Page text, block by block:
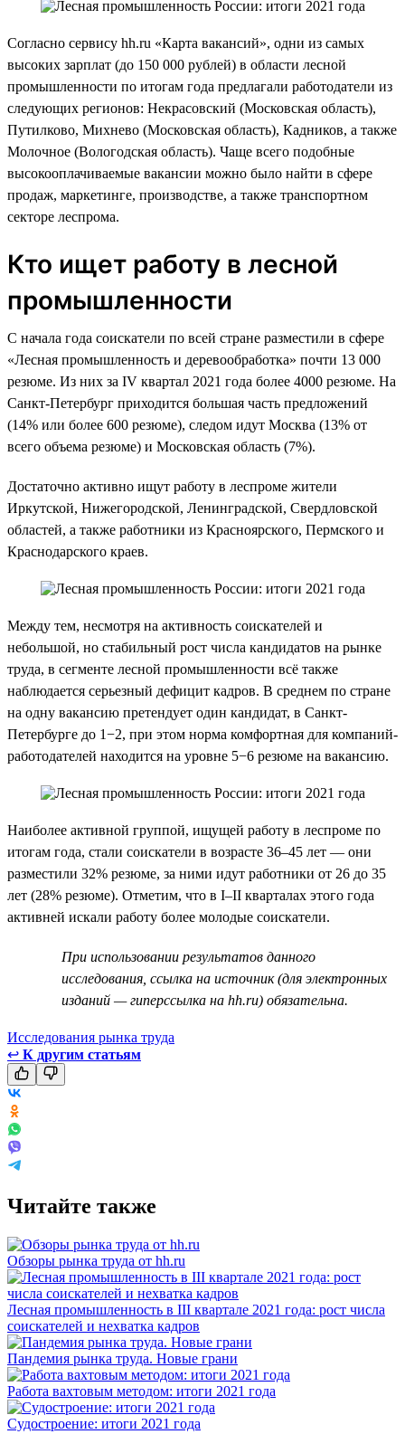
Согласно сервису hh.ru «Карта вакансий», одни из самых
высоких зарплат (до 150 000 рублей) в области лесной
промышленности по итогам года предлагали работодатели из
следующих регионов: Некрасовский (Московская область),
Путилково, Михнево (Московская область), Кадников, а также
Молочное (Вологодская область). Чаще всего подобные
высокооплачиваемые вакансии можно было найти в сфере
продаж, маркетинге, производстве, а также транспортном
секторе леспрома.
Кто ищет работу в лесной
промышленности
С начала года соискатели по всей стране разместили в сфере
«Лесная промышленность и деревообработка» почти 13 000
резюме. Из них за IV квартал 2021 года более 4000 резюме. На
Санкт-Петербург приходится большая часть предложений
(14% или более 600 резюме), следом идут Москва (13% от
всего объема резюме) и Московская область (7%).
Достаточно активно ищут работу в леспроме жители
Иркутской, Нижегородской, Ленинградской, Свердловской
областей, а также работники из Красноярского, Пермского и
Краснодарского краев.
Между тем, несмотря на активность соискателей и
небольшой, но стабильный рост числа кандидатов на рынке
труда, в сегменте лесной промышленности всё также
наблюдается серьезный дефицит кадров. В среднем по стране
на одну вакансию претендует один кандидат, в Санкт-
Петербурге до 1−2, при этом норма комфортная для компаний-
работодателей находится на уровне 5−6 резюме на вакансию.
Наиболее активной группой, ищущей работу в леспроме по
итогам года, стали соискатели в возрасте 36–45 лет — они
разместили 32% резюме, за ними идут работники от 26 до 35
лет (28% резюме). Отметим, что в I–II кварталах этого года
активней искали работу более молодые соискатели.
При использовании результатов данного
исследования, ссылка на источник (для электронных
изданий — гиперссылка на hh.ru) обязательна.
Исследования рынка труда
↩ К другим статьям
Читайте также
Обзоры рынка труда от hh.ru
Лесная промышленность в III квартале 2021 года: рост числа
соискателей и нехватка кадров
Пандемия рынка труда. Новые грани
Работа вахтовым методом: итоги 2021 года
Судостроение: итоги 2021 года